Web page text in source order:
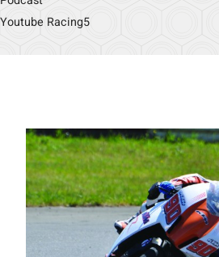
Youtube Racing5